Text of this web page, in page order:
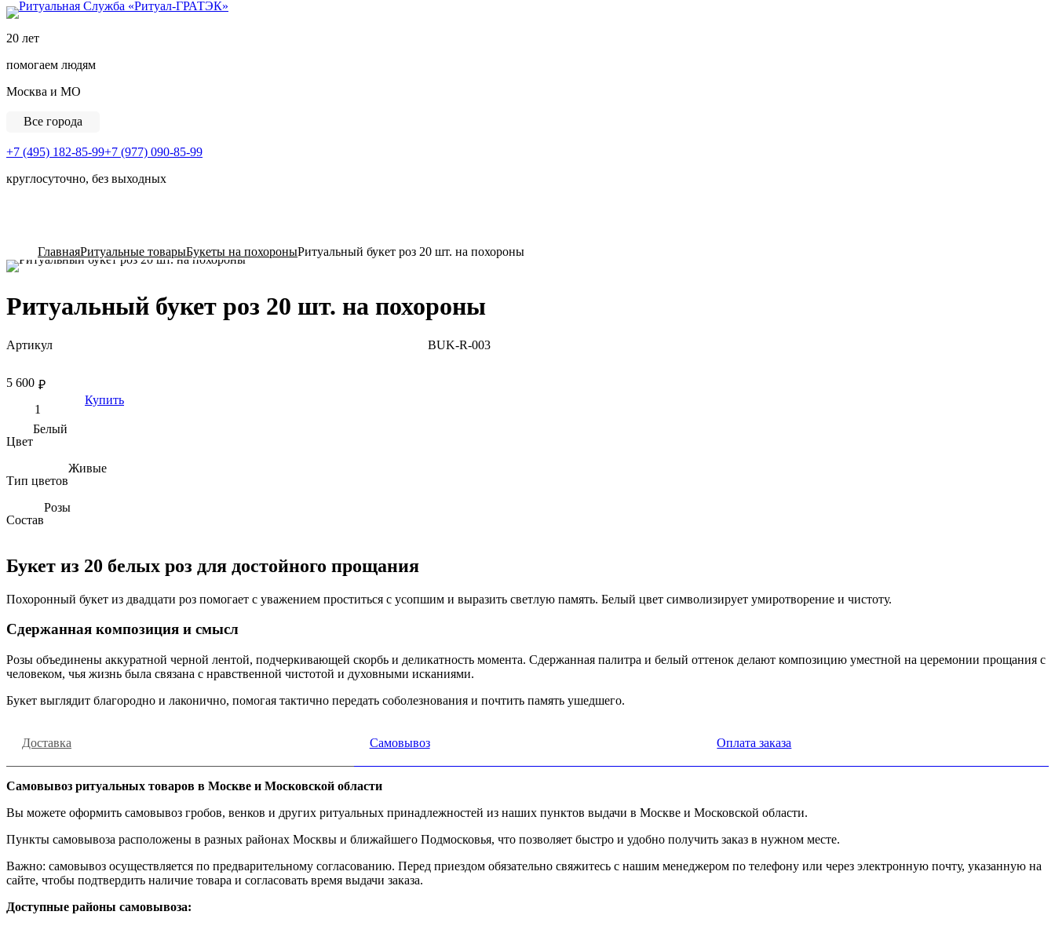
20 лет
помогаем людям
Москва и МО
Все города
+7 (495) 182-85-99+7 (977) 090-85-99
круглосуточно, без выходных
ГлавнаяРитуальные товарыБукеты на похороныРитуальный букет роз 20 шт. на похороны
Ритуальный букет роз 20 шт. на похороны
Артикул BUK-R-003
₽
5 600
Купить
Цвет
Белый
Тип цветов
Живые
Состав
Розы
Букет из 20 белых роз для достойного прощания
Похоронный букет из двадцати роз помогает с уважением проститься с усопшим и выразить светлую память. Белый цвет символизирует умиротворение и чистоту.
Сдержанная композиция и смысл
Розы объединены аккуратной черной лентой, подчеркивающей скорбь и деликатность момента. Сдержанная палитра и белый оттенок делают композицию уместной на церемонии прощания с
человеком, чья жизнь была связана с нравственной чистотой и духовными исканиями.
Букет выглядит благородно и лаконично, помогая тактично передать соболезнования и почтить память ушедшего.
Доставка Самовывоз Оплата заказа
Самовывоз ритуальных товаров в Москве и Московской области
Вы можете оформить самовывоз гробов, венков и других ритуальных принадлежностей из наших пунктов выдачи в Москве и Московской области.
Пункты самовывоза расположены в разных районах Москвы и ближайшего Подмосковья, что позволяет быстро и удобно получить заказ в нужном месте.
Важно: самовывоз осуществляется по предварительному согласованию. Перед приездом обязательно свяжитесь с нашим менеджером по телефону или через электронную почту, указанную на
сайте, чтобы подтвердить наличие товара и согласовать время выдачи заказа.
Доступные районы самовывоза: